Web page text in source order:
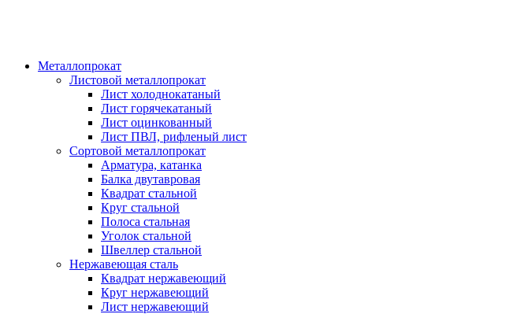
Металлопрокат
Листовой металлопрокат
Лист холоднокатаный
Лист горячекатаный
Лист оцинкованный
Лист ПВЛ, рифленый лист
Сортовой металлопрокат
Арматура, катанка
Балка двутавровая
Квадрат стальной
Круг стальной
Полоса стальная
Уголок стальной
Швеллер стальной
Нержавеющая сталь
Квадрат нержавеющий
Круг нержавеющий
Лист нержавеющий